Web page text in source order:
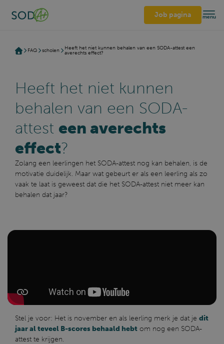
Job pagina menu
FAQ scholen
Heeft het niet kunnen behalen van een SODA-attest een
averechts effect?
Heeft het niet kunnen
behalen van een SODA-
attest een averechts
effect?
Zolang een leerlingen het SODA-attest nog kan behalen, is de
motivatie duidelijk. Maar wat gebeurt er als een leerling als zo
vaak te laat is geweest dat die het SODA-attest niet meer kan
behalen dat jaar?
Stel je voor: Het is november en als leerling merk je dat je dit
jaar al teveel B-scores behaald hebt om nog een SODA-
attest te krijgen.